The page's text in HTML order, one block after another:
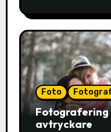
Foto
Fotografering
avtryckare